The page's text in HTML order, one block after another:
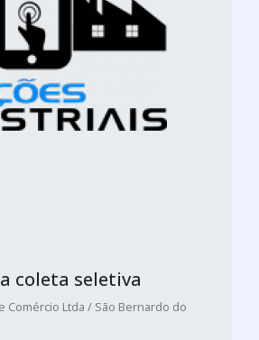
coleta seletiva
Comércio Ltda / São Bernardo do